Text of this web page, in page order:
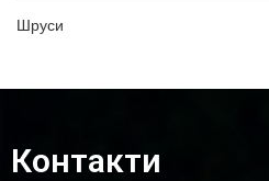
Шруси
Контакти